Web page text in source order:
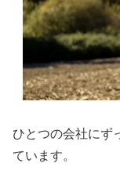
ひとつの会社にず
ています。